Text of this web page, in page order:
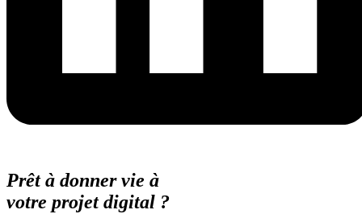
Prêt à donner vie à
votre projet digital ?